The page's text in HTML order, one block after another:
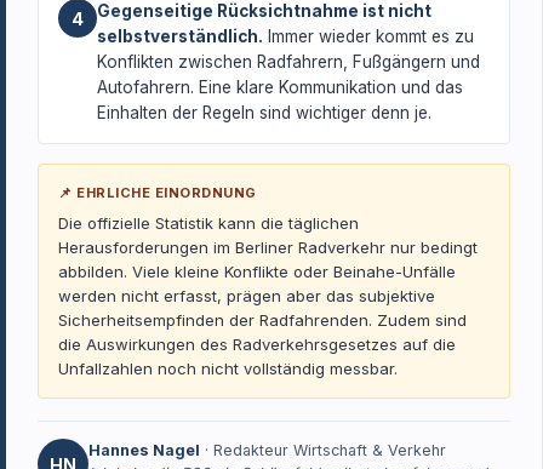
4
Gegenseitige Rücksichtnahme ist nicht
selbstverständlich. Immer wieder kommt es zu
Konflikten zwischen Radfahrern, Fußgängern und
Autofahrern. Eine klare Kommunikation und das
Einhalten der Regeln sind wichtiger denn je.
📌 EHRLICHE EINORDNUNG
Die offizielle Statistik kann die täglichen
Herausforderungen im Berliner Radverkehr nur bedingt
abbilden. Viele kleine Konflikte oder Beinahe-Unfälle
werden nicht erfasst, prägen aber das subjektive
Sicherheitsempfinden der Radfahrenden. Zudem sind
die Auswirkungen des Radverkehrsgesetzes auf die
Unfallzahlen noch nicht vollständig messbar.
HN
Hannes Nagel · Redakteur Wirtschaft & Verkehr